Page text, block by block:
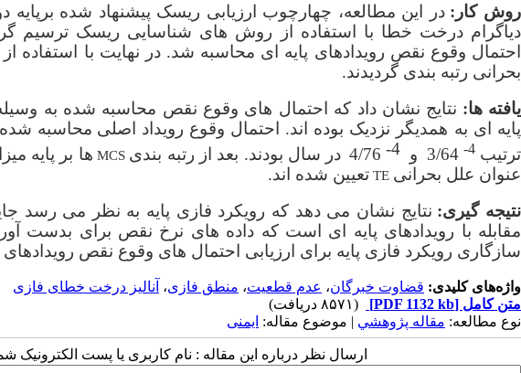
روش کار: در این مطالعه، چهارچوب ارزیابی ریسک پیشنهاد شده برپایه
دیاگرام درخت خطا با استفاده از روش های شناسایی ریسک ترسیم
احتمال وقوع نقص رویدادهای پایه ای محاسبه شد. در نهایت با استفاده
بحرانی رتبه بندی گردیدند.
یافته ها:
پایه ای به همدیگر نزدیک بوده اند. احتمال وقوع رویداد اصلی محاسبه شده
ترتیب4-
3/64 و 4-
4/76 در سال بودند. بعد از رتبه بندی MCS ها بر پایه
عنوان علل بحرانی TE تعیین شده اند.
نتیجه گیری: نتایج نشان می دهد که رویکرد فازی پایه به نظر می رسد
مقابله با رویدادهای پایه ای است که داده های نرخ نقص برای بدست
سازگاری رویکرد فازی پایه برای ارزیابی احتمال های وقوع نقص رویدادهای
واژه‌های کلیدی: قضاوت خبرگان، عدم قطعیت، منطق فازی، آنالیز درخت خطای فازی
متن کامل [PDF 1132 kb]
(۸۵۷۱ دریافت)
نوع مطالعه: مقاله پژوهشي | موضوع مقاله: ایمنی
ارسال نظر درباره این مقاله : نام کاربری یا پست الکترونیک